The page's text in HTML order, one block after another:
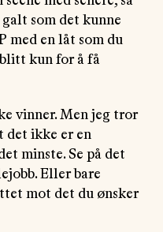
som det kunne
med en låt som du
kun for å få
vinner. Men jeg tror
det ikke er en
minste. Se på det
Eller bare
mot det du ønsker